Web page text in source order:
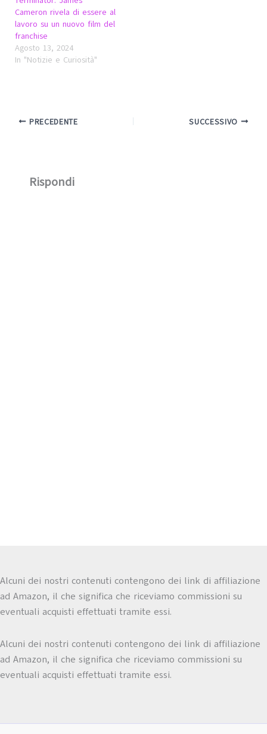
Cameron rivela di essere al
lavoro su un nuovo film del
franchise
Agosto 13, 2024
In "Notizie e Curiosità"
PRECEDENTE SUCCESSIVO
Rispondi
Alcuni dei nostri contenuti contengono dei link di affiliazione
ad Amazon, il che significa che riceviamo commissioni su
eventuali acquisti effettuati tramite essi.
Alcuni dei nostri contenuti contengono dei link di affiliazione
ad Amazon, il che significa che riceviamo commissioni su
eventuali acquisti effettuati tramite essi.